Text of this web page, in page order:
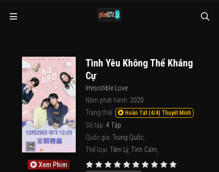
Xem Phim
Tình Yêu Không Thể Kháng
Cự
Irresistible Love
Năm phát hành: 2020
Trạng thái
Hoàn Tất (4/4) Thuyết Minh
Số tập: 4 Tập
Quốc gia: Trung Quốc
Thể loại: Tâm Lý, Tình Cảm